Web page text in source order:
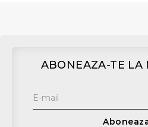
ABONEAZA-TE LA